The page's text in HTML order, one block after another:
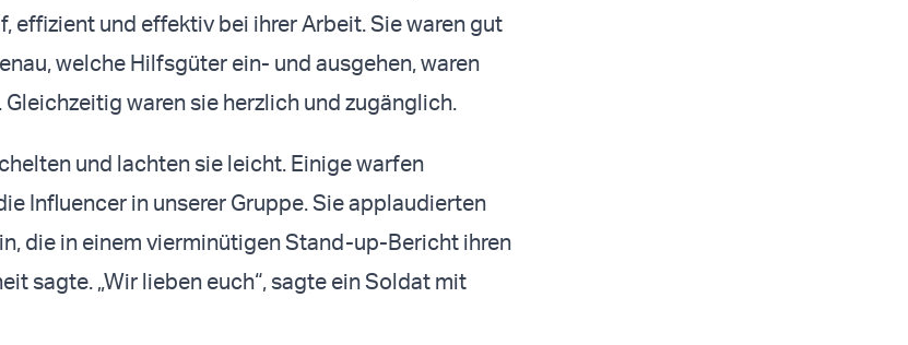
effizient und effektiv bei ihrer Arbeit. Sie waren gut
welche Hilfsgüter ein- und ausgehen, waren
waren sie herzlich und zugänglich.
und lachten sie leicht. Einige warfen
Influencer in unserer Gruppe. Sie applaudierten
die in einem vierminütigen Stand-up-Bericht ihren
sagte. „Wir lieben euch“, sagte ein Soldat mit